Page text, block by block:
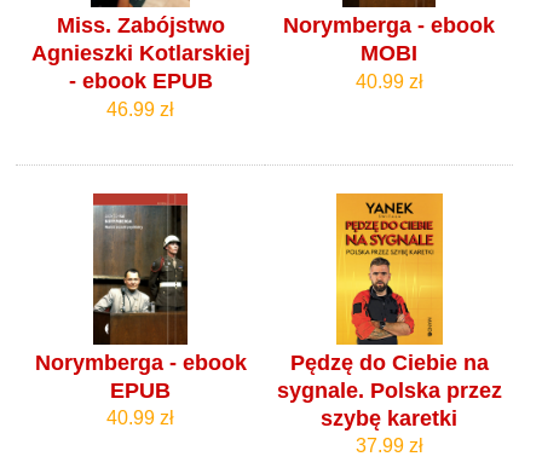
Miss. Zabójstwo
Agnieszki Kotlarskiej
- ebook EPUB
46.99 zł
Norymberga - ebook
MOBI
40.99 zł
Norymberga - ebook
EPUB
40.99 zł
Pędzę do Ciebie na
sygnale. Polska przez
szybę karetki
37.99 zł